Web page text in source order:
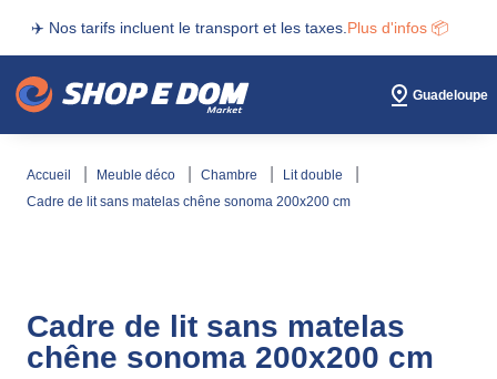
✈️ Nos tarifs incluent le transport et les taxes. Plus d'infos 📦
Guadeloupe
accueil meuble déco chambre
lit double
cadre de lit sans matelas chêne sonoma 200x200 cm
Cadre de lit sans matelas
chêne sonoma 200x200 cm